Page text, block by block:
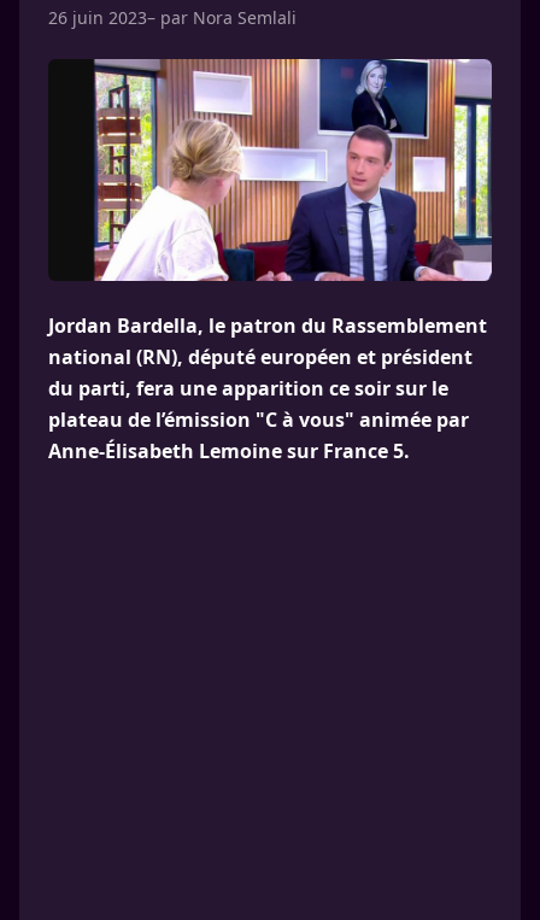
26 juin 2023– par Nora Semlali
Jordan Bardella, le patron du Rassemblement
national (RN), député européen et président
du parti, fera une apparition ce soir sur le
plateau de l’émission "C à vous" animée par
Anne-Élisabeth Lemoine sur France 5.